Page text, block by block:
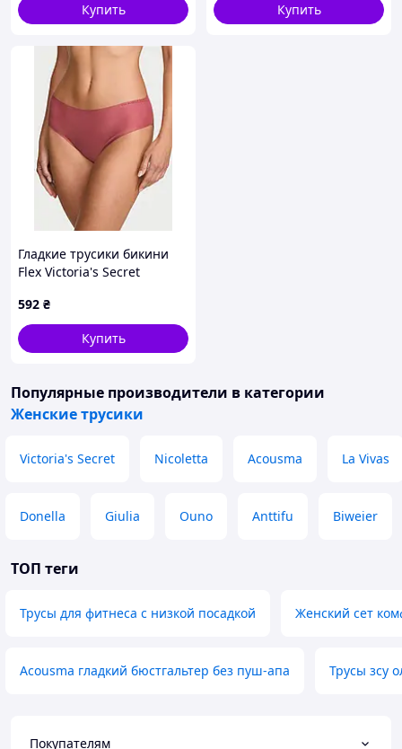
Купить
Купить
Гладкие трусики бикини
Flex Victoria's Secret
592 ₴
Купить
Популярные производители в категории
Женские трусики
Victoria's Secret Nicoletta Acousma La Vivas
Donella Giulia Ouno Anttifu Biweier
ТОП теги
Трусы для фитнеса с низкой посадкой Женский сет
Acousma гладкий бюстгальтер без пуш-апа Трусы зсу
Покупателям